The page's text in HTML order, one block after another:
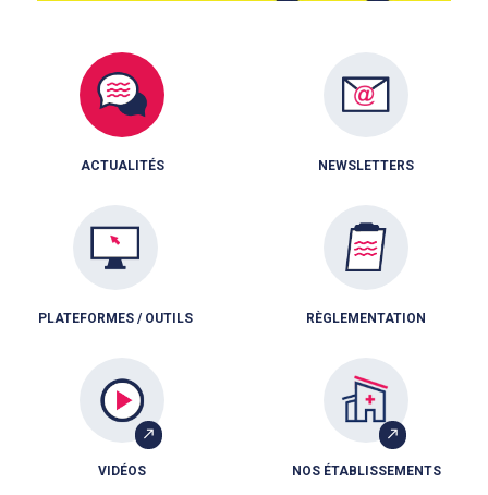
ACTUALITÉS NEWSLETTERS
PLATEFORMES / OUTILS RÈGLEMENTATION
VIDÉOS NOS ÉTABLISSEMENTS